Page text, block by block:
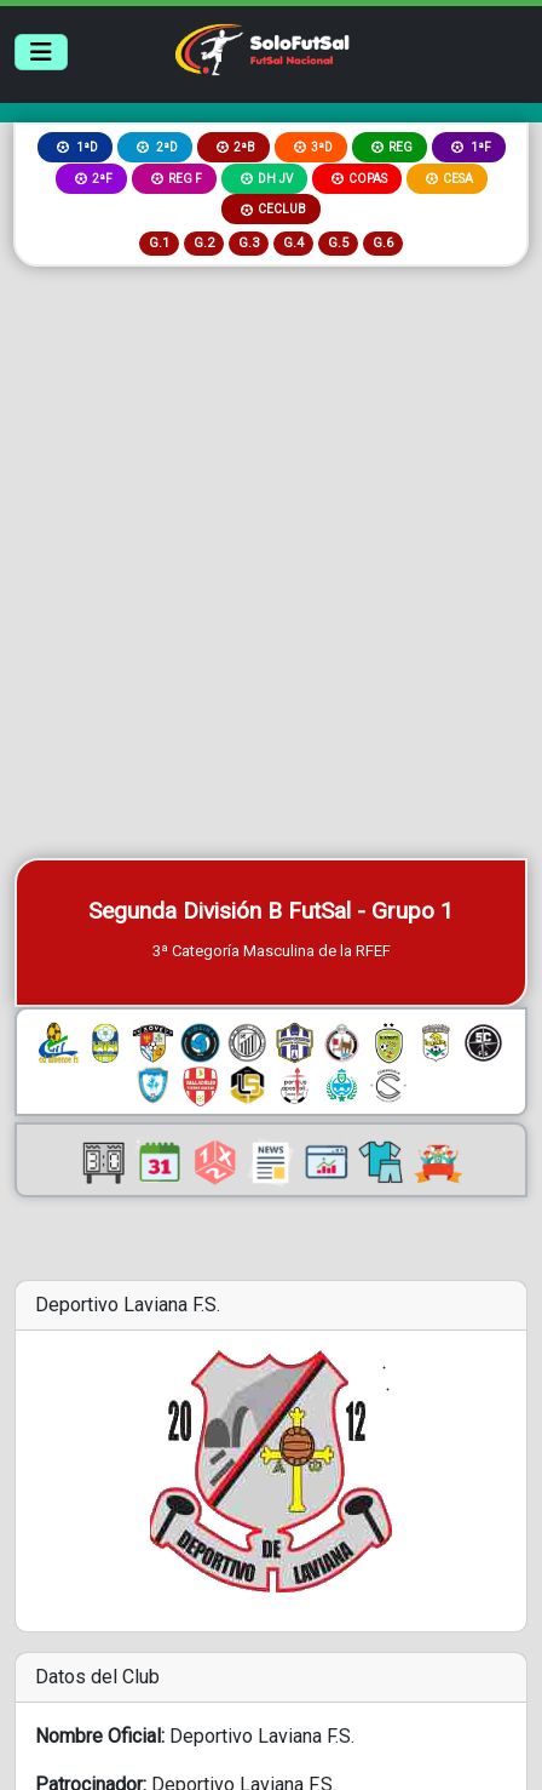
1ªD 2ªD 2ªB 3ªD REG 1ªF
2ªF REG F DH JV COPAS CESA
CECLUB
G.1 G.2 G.3 G.4 G.5 G.6
Segunda División B FutSal - Grupo 1
3ª Categoría Masculina de la RFEF
Deportivo Laviana F.S.
Datos del Club
Nombre Oficial: Deportivo Laviana F.S.
Patrocinador: Deportivo Laviana F.S.